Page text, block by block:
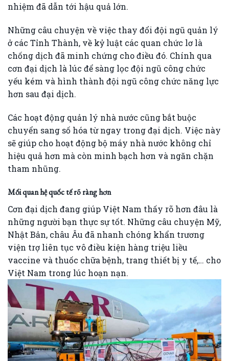
nhiệm đã dẫn tới hậu quả lớn.
Những câu chuyện về việc thay đổi đội ngũ quản lý
ở các Tỉnh Thành, về kỷ luật các quan chức lơ là
chống dịch đã minh chứng cho điều đó. Chính qua
cơn đại dịch là lúc để sàng lọc đội ngũ công chức
yếu kém và hình thành đội ngũ công chức năng lực
hơn sau đại dịch.
Các hoạt động quản lý nhà nước cũng bắt buộc
chuyển sang số hóa từ ngay trong đại dịch. Việc này
sẽ giúp cho hoạt động bộ máy nhà nước không chỉ
hiệu quả hơn mà còn minh bạch hơn và ngăn chặn
tham nhũng.
Mối quan hệ quốc tế rõ ràng hơn
Cơn đại dịch đang giúp Việt Nam thấy rõ hơn đâu là
những người bạn thực sự tốt. Những câu chuyện Mỹ,
Nhật Bản, châu Âu đã nhanh chóng khẩn trương
viện trợ liên tục vô điều kiện hàng triệu liều
vaccine và thuốc chữa bệnh, trang thiết bị y tế,… cho
Việt Nam trong lúc hoạn nạn.